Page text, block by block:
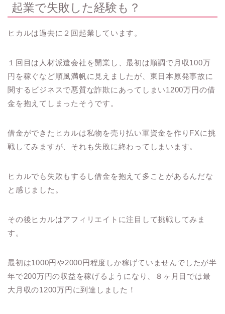
起業で失敗した経験も？
ヒカルは過去に２回起業しています。
１回目は人材派遣会社を開業し、最初は順調で月収100万
円を稼ぐなど順風満帆に見えましたが、東日本原発事故に
関するビジネスで悪質な詐欺にあってしまい1200万円の借
金を抱えてしまったそうです。
借金ができたヒカルは私物を売り払い軍資金を作りFXに挑
戦してみますが、それも失敗に終わってしまいます。
ヒカルでも失敗もするし借金を抱えて多ことがあるんだな
と感じました。
その後ヒカルはアフィリエイトに注目して挑戦してみま
す。
最初は1000円や2000円程度しか稼げていませんでしたが半
年で200万円の収益を稼げるようになり、８ヶ月目では最
大月収の1200万円に到達しました！